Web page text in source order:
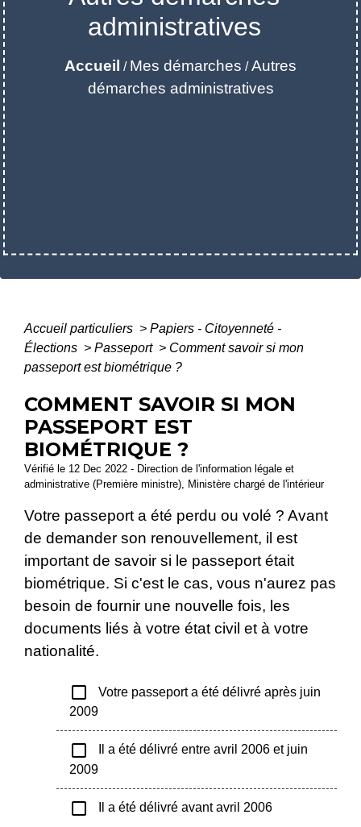
administratives
Accueil / Mes démarches /Autres
démarches administratives
Accueil particuliers > Papiers - Citoyenneté -
Élections > Passeport > Comment savoir si mon
passeport est biométrique ?
COMMENT SAVOIR SI MON
PASSEPORT EST
BIOMÉTRIQUE ?
Vérifié le 12 Dec 2022 - Direction de l'information légale et
administrative (Première ministre), Ministère chargé de l'intérieur
Votre passeport a été perdu ou volé ? Avant
de demander son renouvellement, il est
important de savoir si le passeport était
biométrique. Si c'est le cas, vous n'aurez pas
besoin de fournir une nouvelle fois, les
documents liés à votre état civil et à votre
nationalité.
check_box_outline_blank
Votre passeport a été délivré après juin
2009
check_box_outline_blank
Il a été délivré entre avril 2006 et juin
2009
check_box_outline_blank Il a été délivré avant avril 2006